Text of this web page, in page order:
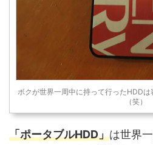
ボクが世界一周中に持って行ったHDD
（笑）
「ポータブルHDD」は世界